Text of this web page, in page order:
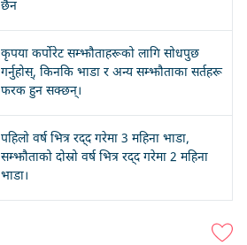
छैन
कृपया कर्पोरेट सम्झौताहरूको लागि सोधपुछ
गर्नुहोस्, किनकि भाडा र अन्य सम्झौताका सर्तहरू
फरक हुन सक्छन्।
पहिलो वर्ष भित्र रद्द गरेमा 3 महिना भाडा,
सम्झौताको दोस्रो वर्ष भित्र रद्द गरेमा 2 महिना
भाडा।